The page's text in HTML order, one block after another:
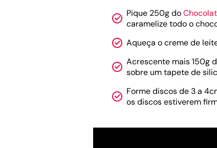
Pique 250g do
caramelize todo o
Aqueça o creme de
Acrescente mais 150g
sobre um tapete de
Forme discos de 3 a
os discos estiverem